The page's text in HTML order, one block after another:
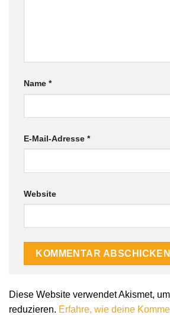
Name *
E-Mail-Adresse *
Website
Diese Website verwendet Akismet,
reduzieren. Erfahre, wie deine